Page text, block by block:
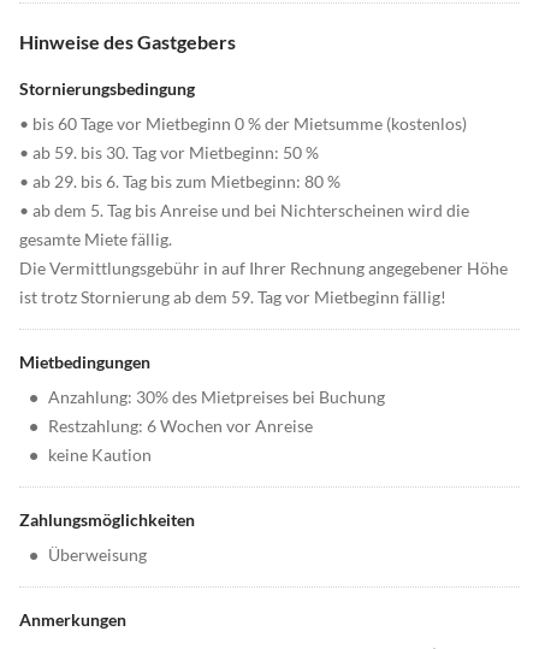
Hinweise des Gastgebers
Stornierungsbedingung
• bis 60 Tage vor Mietbeginn 0 % der Mietsumme (kostenlos)
• ab 59. bis 30. Tag vor Mietbeginn: 50 %
• ab 29. bis 6. Tag bis zum Mietbeginn: 80 %
• ab dem 5. Tag bis Anreise und bei Nichterscheinen wird die
gesamte Miete fällig.
Die Vermittlungsgebühr in auf Ihrer Rechnung angegebener Höhe
ist trotz Stornierung ab dem 59. Tag vor Mietbeginn fällig!
Mietbedingungen
• Anzahlung: 30% des Mietpreises bei Buchung
• Restzahlung: 6 Wochen vor Anreise
• keine Kaution
Zahlungsmöglichkeiten
• Überweisung
Anmerkungen